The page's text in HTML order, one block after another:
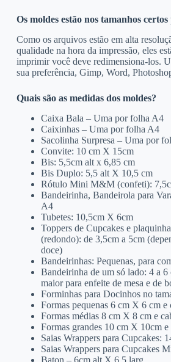
Os moldes estão nos tamanhos
Como os arquivos estão em alta
qualidade na hora da impressão, eles
imprimir você deve redimensiona-los.
sua preferência, Gimp, Word,
Quais são as medidas dos moldes?
Caixa Bala – Uma por folha A4
Caixinhas – Uma por folha A4
Sacolinha Surpresa – Uma por
Convite: 10 cm X 15cm
Bis: 5,5cm alt x 6,85 cm
Bis Duplo: 5,5 alt X 10,5 cm
Rótulo Mini M&M (confeti):
Bandeirinha, Bandeirola para
A4
Tubetes: 10,5cm X 6cm
Toppers de Cupcakes e
(redondo): de 3,5cm a 5cm
doce)
Bandeirinhas: Pequenas, para
Bandeirinha de um só lado: 4 a 6
maior para enfeite de mesa e de
Forminhas para Docinhos no
Formas pequenas 6 cm X 6 cm
Formas médias 8 cm X 8 cm e
Formas grandes 10 cm X 10cm
Saias Wrappers para Cupcakes:
Saias Wrappers para Cupcakes
Baton – 6cm alt X 6,5 larg